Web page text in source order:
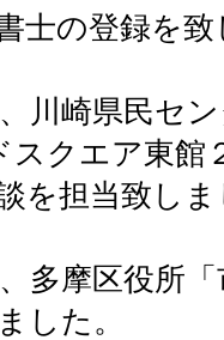
士の登録を
川崎県民セ
スクエア東館
を担当致し
多摩区役所
した。